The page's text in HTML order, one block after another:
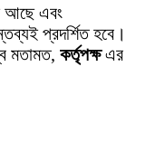
আছে এবং
প্রদর্শিত হবে।
মতামত, কর্তৃপক্ষএর